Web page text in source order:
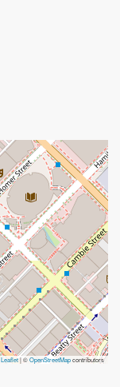
Leaflet|©OpenStreetMapcontributors